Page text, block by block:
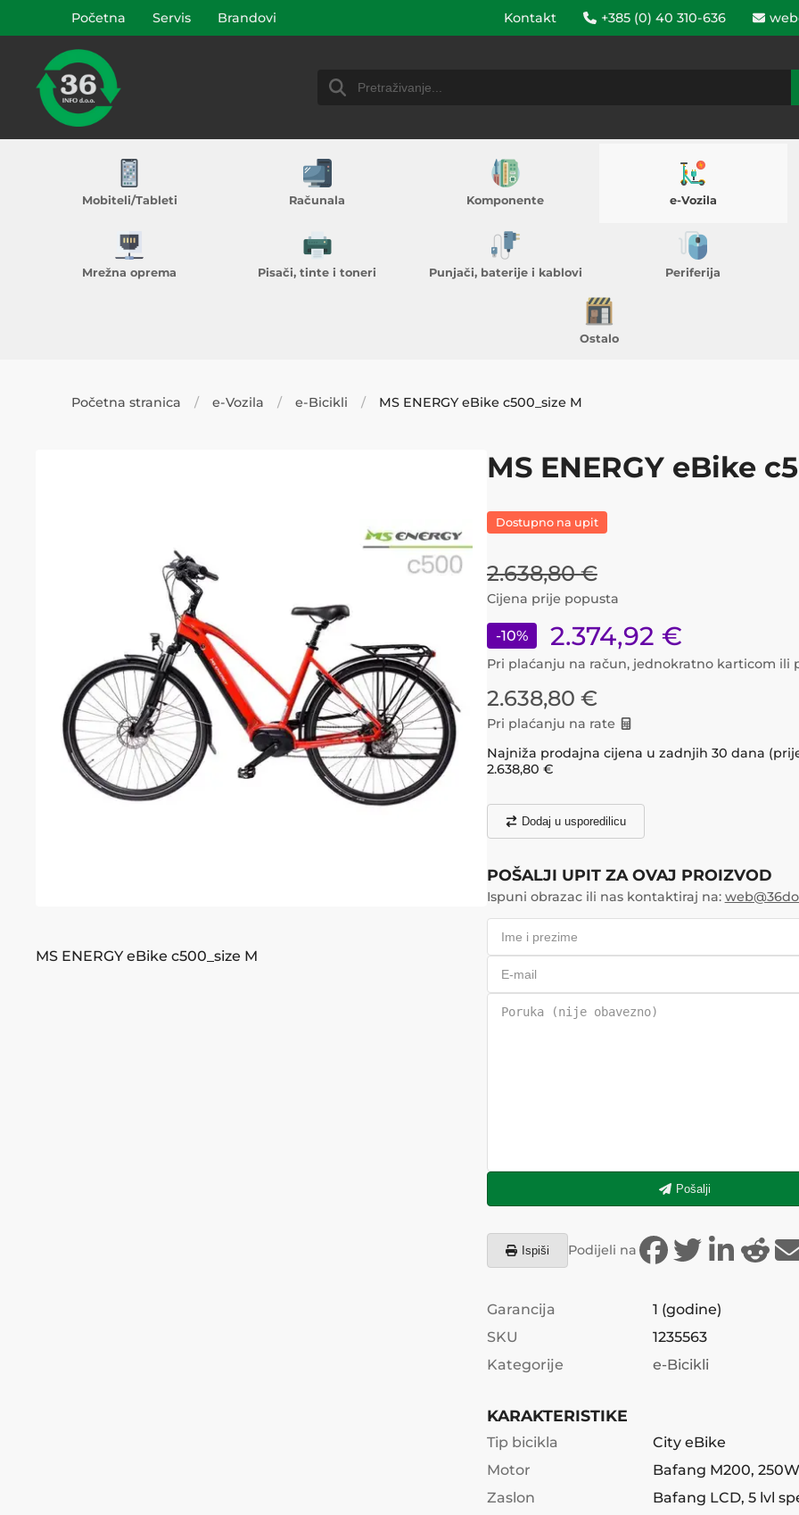
Početna Servis Brandovi Kontakt +385 (0) 40 310-636
Mobiteli/Tableti Računala Komponente e-Vozila
Mrežna oprema Pisači, tinte i toneri Punjači, baterije i kablovi Periferija
Ostalo
Početna stranica e-Vozila e-Bicikli MS ENERGY eBike c500_size M
MS ENERGY eBike c500_size M
MS ENERGY eBike
Dostupno na upit
2.638,80 €
Cijena prije popusta
-10% 2.374,92 €
Pri plaćanju na račun, jednokratno karticom ili
2.638,80 €
Pri plaćanju na rate
Najniža prodajna cijena u zadnjih 30 dana
2.638,80 €
Dodaj u usporedilicu
POŠALJI UPIT ZA OVAJ PROIZVOD
Ispuni obrazac ili nas kontaktiraj na:
Pošalji
Ispiši Podijeli na
Garancija 1 (godine)
SKU
1235563
Kategorije
e-Bicikli
KARAKTERISTIKE
Tip bicikla
City eBike
Motor
Bafang M200,
Zaslon
Bafang LCD, 5 lvl